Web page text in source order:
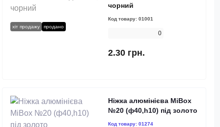
хіт продажу продано
чорний
Код товару: 01001
0
2.30 грн.
Ніжка алюмінієва MiBox
№20 (ф40,h10) під золото
Код товару: 01274